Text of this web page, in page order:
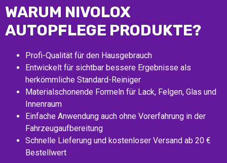
WARUM NIVOLOX
AUTOPFLEGE PRODUKTE?
Profi-Qualität für den Hausgebrauch
Entwickelt für sichtbar bessere Ergebnisse als
herkömmliche Standard-Reiniger
Materialschonende Formeln für Lack, Felgen, Glas und
Innenraum
Einfache Anwendung auch ohne Vorerfahrung in der
Fahrzeugaufbereitung
Schnelle Lieferung und kostenloser Versand ab 20 €
Bestellwert